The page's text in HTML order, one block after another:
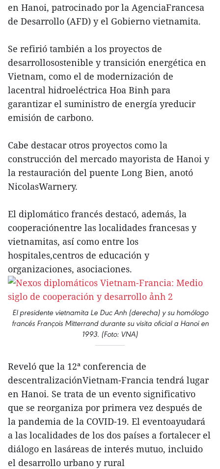
en Hanoi, patrocinado por la AgenciaFrancesa
de Desarrollo (AFD) y el Gobierno vietnamita.
Se refirió también a los proyectos de
desarrollosostenible y transición energética en
Vietnam, como el de modernización de
lacentral hidroeléctrica Hoa Binh para
garantizar el suministro de energía yreducir
emisión de carbono.
Cabe destacar otros proyectos como la
construcción del mercado mayorista de Hanoi y
la restauración del puente Long Bien, anotó
NicolasWarnery.
El diplomático francés destacó, además, la
cooperaciónentre las localidades francesas y
vietnamitas, así como entre los
hospitales,centros de educación y
organizaciones, asociaciones.
El presidente vietnamita Le Duc Anh (derecha) y su homólogo
francés François Mitterrand durante su visita oficial a Hanoi en
1993. (Foto: VNA)
Reveló que la 12ª conferencia de
descentralizaciónVietnam-Francia tendrá lugar
en Hanoi. Se trata de un evento significativo
que se reorganiza por primera vez después de
la pandemia de la COVID-19. El eventoayudará
a las localidades de los dos países a fortalecer el
diálogo en lasáreas de interés mutuo, incluido
el desarrollo urbano y rural